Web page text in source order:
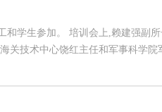
学生参加。 培训会上,赖建强副
关技术中心饶红主任和军事科学